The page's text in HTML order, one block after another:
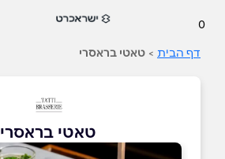
0
דף הבית > טאטי בראסרי
טאטי בראסרי